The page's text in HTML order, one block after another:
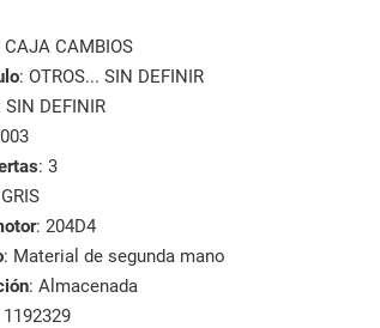
CAJA CAMBIOS
: OTROS... SIN DEFINIR
SIN DEFINIR
: 3
: 204D4
: Material de segunda mano
: Almacenada
1192329